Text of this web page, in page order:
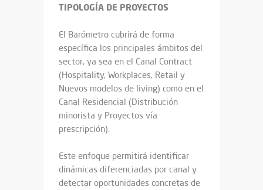
TIPOLOGÍA DE PROYECTOS
El Barómetro cubrirá de forma
específica los principales ámbitos del
sector, ya sea en el Canal Contract
(Hospitality, Workplaces, Retail y
Nuevos modelos de living) como en el
Canal Residencial (Distribución
minorista y Proyectos vía
prescripción).
Este enfoque permitirá identificar
dinámicas diferenciadas por canal y
detectar oportunidades concretas de